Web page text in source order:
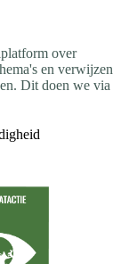
over
en verwijzen
Dit doen we via